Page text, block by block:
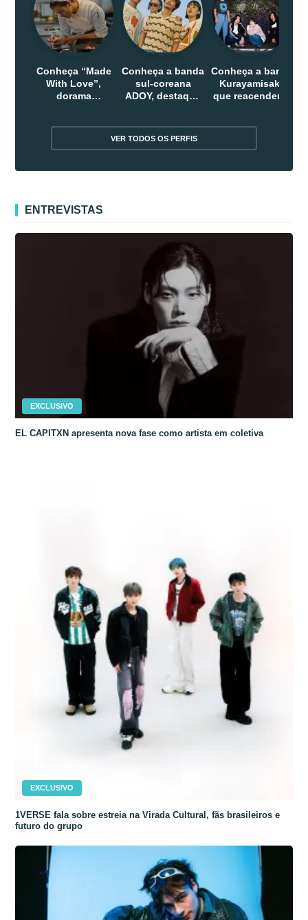
Conheça “Made
With Love”,
dorama
Conheça a banda
sul-coreana
ADOY, destaque
Conheça a banda
Kurayamisaka
que reacendeu o
VER TODOS OS PERFIS
ENTREVISTAS
EXCLUSIVO
EL CAPITXN apresenta nova fase como artista em coletiva
EXCLUSIVO
1VERSE fala sobre estreia na Virada Cultural, fãs brasileiros e
futuro do grupo